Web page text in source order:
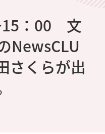
：00 文
NewsCLU
さくらが出